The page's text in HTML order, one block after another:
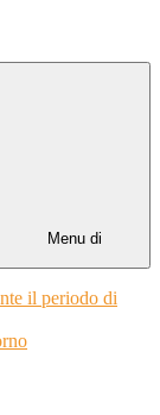
Menu di
il periodo di